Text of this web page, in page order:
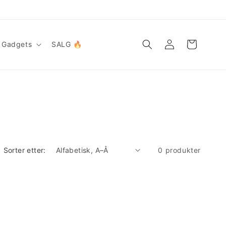
Gadgets SALG 🔥
Logg
inn
Handlekurv
Sorter etter: 0 produkter